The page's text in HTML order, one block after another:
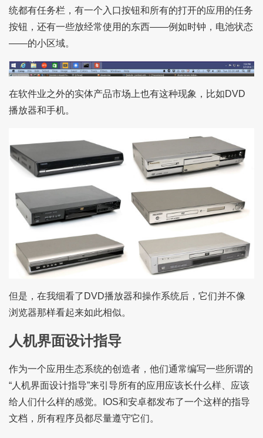
统都有任务栏，有一个入口按钮和所有的打开的应用的任务
按钮，还有一些放经常使用的东西——例如时钟，电池状态
——的小区域。
在软件业之外的实体产品市场上也有这种现象，比如DVD
播放器和手机。
但是，在我细看了DVD播放器和操作系统后，它们并不像
浏览器那样看起来如此相似。
人机界面设计指导
作为一个应用生态系统的创造者，他们通常编写一些所谓的
“人机界面设计指导”来引导所有的应用应该长什么样、应该
给人们什么样的感觉。IOS和安卓都发布了一个这样的指导
文档，所有程序员都尽量遵守它们。